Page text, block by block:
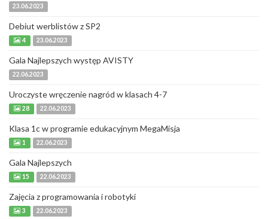
23.06.2023
Debiut werblistów z SP2
4 23.06.2023
Gala Najlepszych występ AVISTY
22.06.2023
Uroczyste wręczenie nagród w klasach 4-7
28 22.06.2023
Klasa 1c w programie edukacyjnym MegaMisja
1 22.06.2023
Gala Najlepszych
15 22.06.2023
Zajęcia z programowania i robotyki
3 22.06.2023